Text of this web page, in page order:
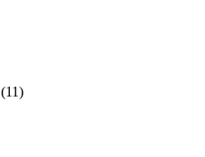
(11)